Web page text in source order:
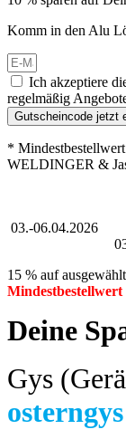
Komm in den Alu
Ich akzeptiere
regelmäßig
Gutscheincode jetzt
*
WELDINGER &
03.-06.04.2026
15 % auf
Mindestbestellwert
Deine
Gys
osterngys